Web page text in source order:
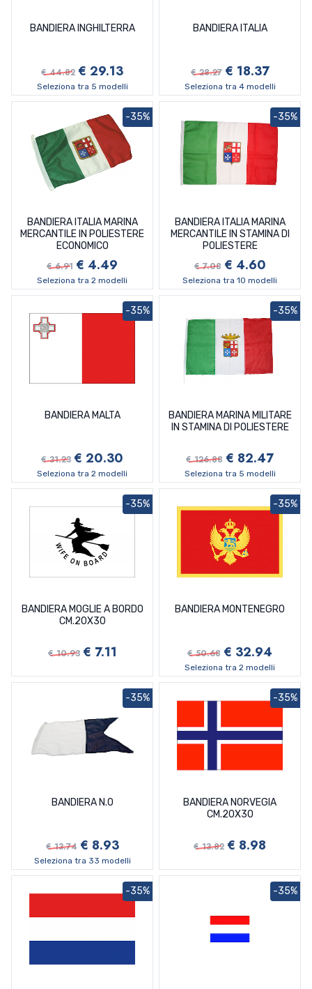
BANDIERA INGHILTERRA
€ 44.82 € 29.13
Seleziona tra 5 modelli
BANDIERA ITALIA
€ 28.27 € 18.37
Seleziona tra 4 modelli
BANDIERA ITALIA MARINA
MERCANTILE IN POLIESTERE
ECONOMICO
€ 6.91 € 4.49
-35%
Seleziona tra 2 modelli
BANDIERA ITALIA MARINA
MERCANTILE IN STAMINA DI
POLIESTERE
€ 7.08 € 4.60
-35%
Seleziona tra 10 modelli
BANDIERA MALTA
€ 31.23 € 20.30
-35%
Seleziona tra 2 modelli
BANDIERA MARINA MILITARE
IN STAMINA DI POLIESTERE
€ 126.88 € 82.47
-35%
Seleziona tra 5 modelli
BANDIERA MOGLIE A BORDO
CM.20X30
€ 10.93 € 7.11
-35%
BANDIERA MONTENEGRO
€ 50.68 € 32.94
-35%
Seleziona tra 2 modelli
BANDIERA N.0
€ 13.74 € 8.93
-35%
Seleziona tra 33 modelli
BANDIERA NORVEGIA
CM.20X30
€ 13.82 € 8.98
-35%
-35% -35%